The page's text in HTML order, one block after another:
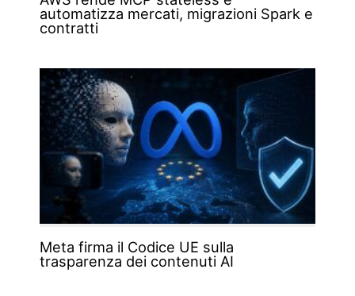
automatizza mercati, migrazioni Spark e
contratti
Meta firma il Codice UE sulla
trasparenza dei contenuti AI